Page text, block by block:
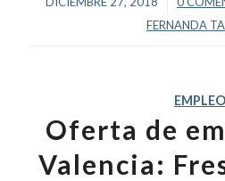
FERNANDA
EMPLEO
Oferta de
Valencia: